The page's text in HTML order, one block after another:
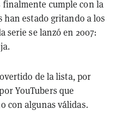
finalmente cumple con la
han estado gritando a los
serie se lanzó en 2007:
de la lista, por
YouTubers que
con algunas válidas.